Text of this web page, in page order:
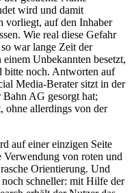
wird und damit
vorliegt, auf den Inhaber
Wie real diese Gefahr
war lange Zeit der
Unbekannten besetzt,
bitte noch. Antworten auf
Media-Berater sitzt in der
AG gesorgt hat;
ohne allerdings von der
auf einer einzigen Seite
von roten und
Orientierung. Und
noch schneller: mit Hilfe der